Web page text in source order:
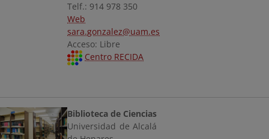
Telf.: 914 978 350
Web
sara.gonzalez@uam.es
Acceso: Libre
Centro RECIDA
Biblioteca de Ciencias
Universidad de Alcalá